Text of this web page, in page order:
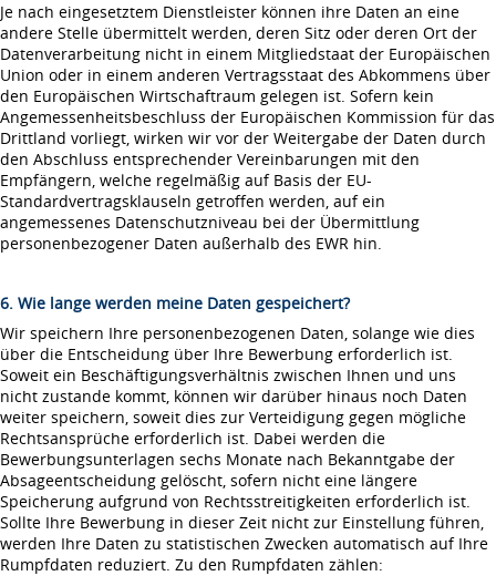
Je nach eingesetztem Dienstleister können ihre Daten an eine
andere Stelle übermittelt werden, deren Sitz oder deren Ort der
Datenverarbeitung nicht in einem Mitgliedstaat der Europäischen
Union oder in einem anderen Vertragsstaat des Abkommens über
den Europäischen Wirtschaftraum gelegen ist. Sofern kein
Angemessenheitsbeschluss der Europäischen Kommission für das
Drittland vorliegt, wirken wir vor der Weitergabe der Daten durch
den Abschluss entsprechender Vereinbarungen mit den
Empfängern, welche regelmäßig auf Basis der EU-
Standardvertragsklauseln getroffen werden, auf ein
angemessenes Datenschutzniveau bei der Übermittlung
personenbezogener Daten außerhalb des EWR hin.
6. Wie lange werden meine Daten gespeichert?
Wir speichern Ihre personenbezogenen Daten, solange wie dies
über die Entscheidung über Ihre Bewerbung erforderlich ist.
Soweit ein Beschäftigungsverhältnis zwischen Ihnen und uns
nicht zustande kommt, können wir darüber hinaus noch Daten
weiter speichern, soweit dies zur Verteidigung gegen mögliche
Rechtsansprüche erforderlich ist. Dabei werden die
Bewerbungsunterlagen sechs Monate nach Bekanntgabe der
Absageentscheidung gelöscht, sofern nicht eine längere
Speicherung aufgrund von Rechtsstreitigkeiten erforderlich ist.
Sollte Ihre Bewerbung in dieser Zeit nicht zur Einstellung führen,
werden Ihre Daten zu statistischen Zwecken automatisch auf Ihre
Rumpfdaten reduziert. Zu den Rumpfdaten zählen: